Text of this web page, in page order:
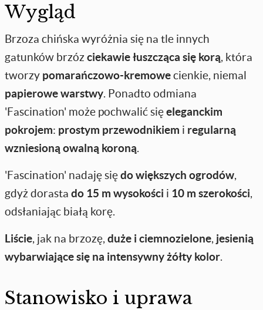
Wygląd
Brzoza chińska wyróżnia się na tle innych
gatunków brzóz ciekawie łuszcząca się korą, która
tworzy pomarańczowo-kremowecienkie, niemal
papierowe warstwy. Ponadto odmiana
'Fascination' może pochwalić sięeleganckim
pokrojem: prostym przewodnikiem i regularną
wzniesioną owalną koroną.
'Fascination' nadaję siędo większych ogrodów,
gdyż dorasta do 15 m wysokości i 10 m szerokości,
odsłaniając białą korę.
Liście, jak na brzozę, duże i ciemnozielone, jesienią
wybarwiające się na intensywny żółty kolor.
Stanowisko i uprawa